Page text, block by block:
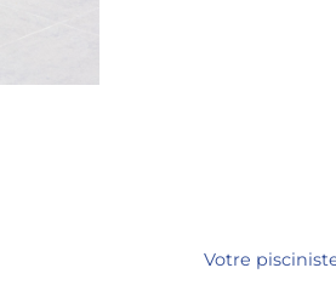
Votre